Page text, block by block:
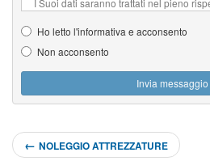
Ho letto l'informativa e acconsento
Non acconsento
Invia messaggio
← NOLEGGIO ATTREZZATURE